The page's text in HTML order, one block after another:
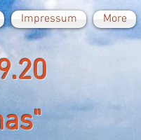
Impressum More